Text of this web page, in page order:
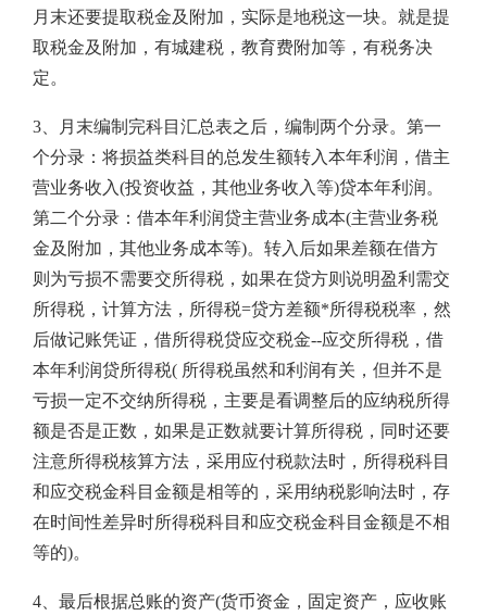
月末还要提取税金及附加，实际是地税这一块。就是提
取税金及附加，有城建税，教育费附加等，有税务决
定。
3、月末编制完科目汇总表之后，编制两个分录。第一
个分录：将损益类科目的总发生额转入本年利润，借主
营业务收入(投资收益，其他业务收入等)贷本年利润。
第二个分录：借本年利润贷主营业务成本(主营业务税
金及附加，其他业务成本等)。转入后如果差额在借方
则为亏损不需要交所得税，如果在贷方则说明盈利需交
所得税，计算方法，所得税=贷方差额*所得税税率，然
后做记账凭证，借所得税贷应交税金--应交所得税，借
本年利润贷所得税( 所得税虽然和利润有关，但并不是
亏损一定不交纳所得税，主要是看调整后的应纳税所得
额是否是正数，如果是正数就要计算所得税，同时还要
注意所得税核算方法，采用应付税款法时，所得税科目
和应交税金科目金额是相等的，采用纳税影响法时，存
在时间性差异时所得税科目和应交税金科目金额是不相
等的)。
4、最后根据总账的资产(货币资金，固定资产，应收账